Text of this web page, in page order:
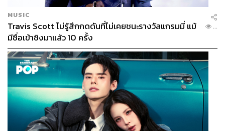
MUSIC
Travis Scott ไม่รู้สึกกดดันที่ไม่เคยชนะรางวัลแกรมมี่ แม้
มีชื่อเข้าชิงมาแล้ว 10 ครั้ง
...